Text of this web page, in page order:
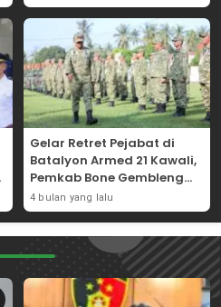
Gelar Retret Pejabat di
Batalyon Armed 21 Kawali,
Pemkab Bone Gembleng
Kedisiplinan Camat dan
Pimpinan OPD
4 bulan yang lalu